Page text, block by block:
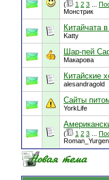
( 1 2 3
Монстрик
Китайчата
Katty
Шар-пей
Макарова
Китайские
alesandragold
Сайты
YorkLife
( 1 2 3
Roman_Yurgen